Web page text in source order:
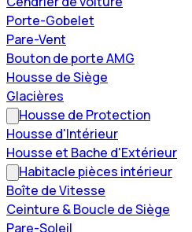
Porte-Gobelet
Pare-Vent
Bouton de porte AMG
Housse de Siège
Glacières
Housse de Protection
Housse d'Intérieur
Housse et Bache d'Extérieur
Habitacle pièces intérieur
Boîte de Vitesse
Ceinture & Boucle de Siège
Pare-Soleil